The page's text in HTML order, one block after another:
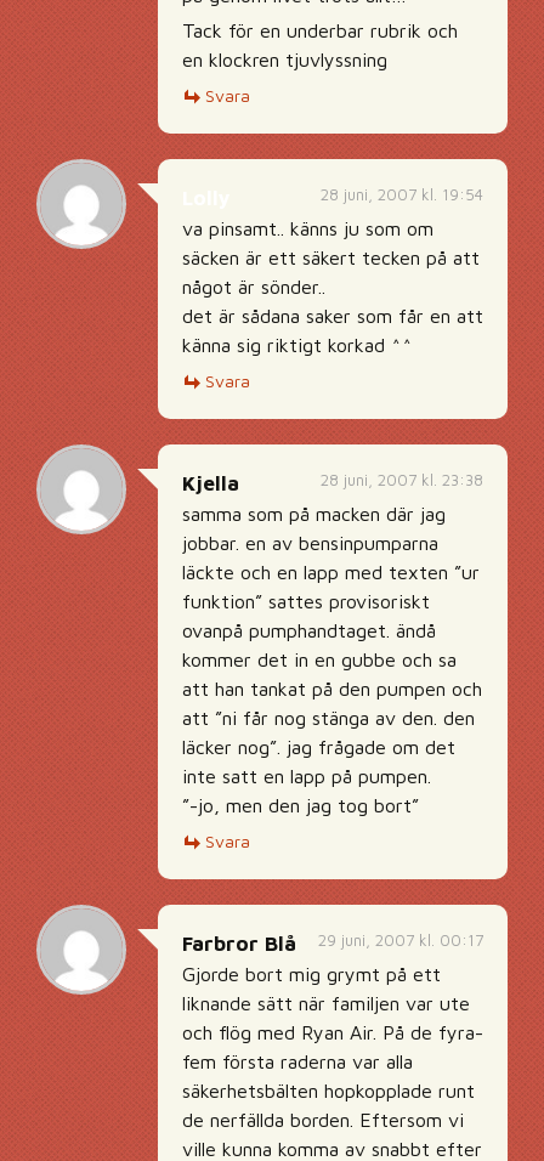
Tack för en underbar rubrik och
en klockren tjuvlyssning
Svara
28 juni, 2007 kl. 19:54
va pinsamt.. känns ju som om
säcken är ett säkert tecken på att
något är sönder..
det är sådana saker som får en att
känna sig riktigt korkad ^^
Svara
28 juni, 2007 kl. 23:38
Kjella
samma som på macken där jag
jobbar. en av bensinpumparna
läckte och en lapp med texten ”ur
funktion” sattes provisoriskt
ovanpå pumphandtaget. ändå
kommer det in en gubbe och sa
att han tankat på den pumpen och
att ”ni får nog stänga av den. den
läcker nog”. jag frågade om det
inte satt en lapp på pumpen.
”-jo, men den jag tog bort”
Svara
29 juni, 2007 kl. 00:17
Farbror Blå
Gjorde bort mig grymt på ett
liknande sätt när familjen var ute
och flög med Ryan Air. På de fyra-
fem första raderna var alla
säkerhetsbälten hopkopplade runt
de nerfällda borden. Eftersom vi
ville kunna komma av snabbt efter